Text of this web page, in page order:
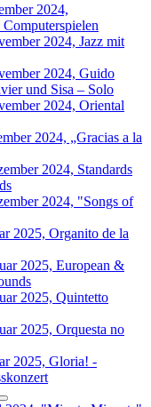
2024,
2024, Jazz mit
2024, Guido
und Sisa – Solo
2024, Oriental
2024, „Gracias a la
2024, Standards
2024, "Songs of
2025, Organito de la
2025, European &
2025, Quintetto
2025, Orquesta no
2025, Gloria! -